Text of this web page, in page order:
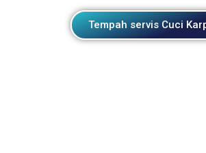
Tempah servis Cuci